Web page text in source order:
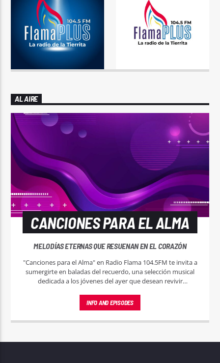
AL AIRE
CANCIONES PARA EL ALMA
MELODÍAS ETERNAS QUE RESUENAN EN EL CORAZÓN
"Canciones para el Alma" en Radio Flama 104.5FM te invita a
sumergirte en baladas del recuerdo, una selección musical
dedicada a los jóvenes del ayer que desean revivir
su juventud.
INFO AND EPISODES